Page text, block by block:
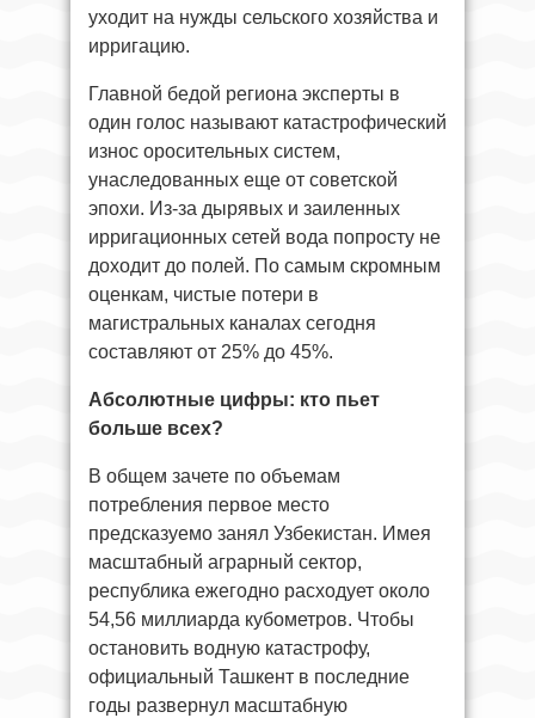
уходит на нужды сельского хозяйства и
ирригацию.
Главной бедой региона эксперты в
один голос называют катастрофический
износ оросительных систем,
унаследованных еще от советской
эпохи. Из-за дырявых и заиленных
ирригационных сетей вода попросту не
доходит до полей. По самым скромным
оценкам, чистые потери в
магистральных каналах сегодня
составляют от 25% до 45%.
Абсолютные цифры: кто пьет
больше всех?
В общем зачете по объемам
потребления первое место
предсказуемо занял Узбекистан. Имея
масштабный аграрный сектор,
республика ежегодно расходует около
54,56 миллиарда кубометров. Чтобы
остановить водную катастрофу,
официальный Ташкент в последние
годы развернул масштабную